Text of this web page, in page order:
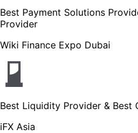
Best Payment Solutions
Provider
Wiki Finance Expo Dubai
Best Liquidity Provider &
iFX Asia